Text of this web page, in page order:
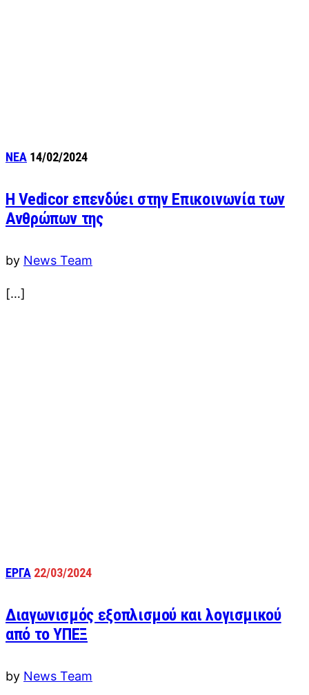
ΝΕΑ 14/02/2024
Η Vedicor επενδύει στην Επικοινωνία των
Ανθρώπων της
by News Team
[…]
ΕΡΓΑ 22/03/2024
Διαγωνισμός εξοπλισμού και λογισμικού
από το ΥΠΕΞ
by News Team